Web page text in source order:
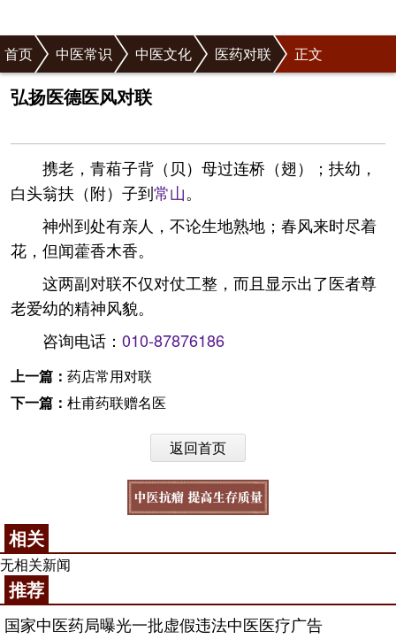
首页 中医常识 中医文化 医药对联 正文
弘扬医德医风对联
携老，青葙子背（贝）母过连桥（翅）；扶幼，
白头翁扶（附）子到常山。
神州到处有亲人，不论生地熟地；春风来时尽着
花，但闻藿香木香。
这两副对联不仅对仗工整，而且显示出了医者尊
老爱幼的精神风貌。
咨询电话： 010-87876186
上一篇： 药店常用对联
下一篇： 杜甫药联赠名医
返回首页
相关
无相关新闻
推荐
国家中医药局曝光一批虚假违法中医医疗广告